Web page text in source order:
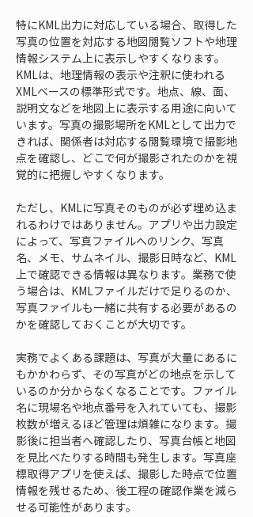
特にKML出力に対応している場合、取得した
写真の位置を対応する地図閲覧ソフトや地理
情報システム上に表示しやすくなります。
KMLは、地理情報の表示や注釈に使われる
XMLベースの標準形式です。地点、線、面、
説明文などを地図上に表示する用途に向いて
います。写真の撮影場所をKMLとして出力で
きれば、関係者は対応する閲覧環境で撮影地
点を確認し、どこで何が撮影されたのかを視
覚的に把握しやすくなります。
ただし、KMLに写真そのものが必ず埋め込ま
れるわけではありません。アプリや出力設定
によって、写真ファイルへのリンク、写真
名、メモ、サムネイル、撮影日時など、KML
上で確認できる情報は異なります。業務で使
う場合は、KMLファイルだけで足りるのか、
写真ファイルも一緒に共有する必要があるの
かを確認しておくことが大切です。
実務でよくある課題は、写真が大量にあるに
もかかわらず、その写真がどの地点を示して
いるのか分からなくなることです。ファイル
名に現場名や地点番号を入れていても、撮影
枚数が増えるほど管理は煩雑になります。撮
影後に担当者へ確認したり、写真台帳と地図
を見比べたりする時間も発生します。写真座
標取得アプリを使えば、撮影した時点で位置
情報を残せるため、後工程の確認作業を減ら
せる可能性があります。